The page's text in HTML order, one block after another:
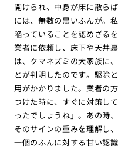
開けられ、中身が床に散ら
には、無数の黒いふんが。
陥っていることを認めざる
業者に依頼し、床下や天井
は、クマネズミの大家族に
とが判明したのです。駆除
用がかかりました。業者の
つけた時に、すぐに対策し
ったでしょうね」。あの時
そのサインの重みを理解し
一個のふんに対する甘い認